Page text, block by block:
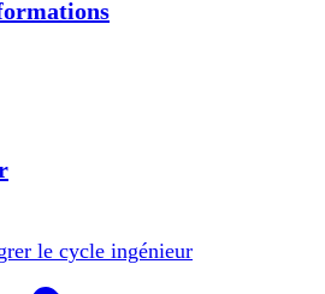
le cycle ingénieur